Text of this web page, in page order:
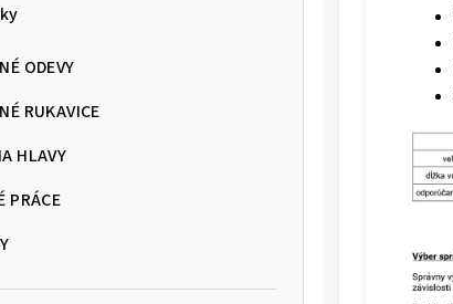
ODEVY
RUKAVICE
HLAVY
PRÁCE